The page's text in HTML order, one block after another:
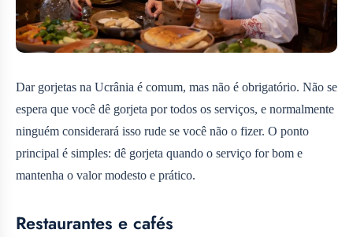
Dar gorjetas na Ucrânia é comum, mas não é obrigatório. Não se
espera que você dê gorjeta por todos os serviços, e normalmente
ninguém considerará isso rude se você não o fizer. O ponto
principal é simples: dê gorjeta quando o serviço for bom e
mantenha o valor modesto e prático.
Restaurantes e cafés